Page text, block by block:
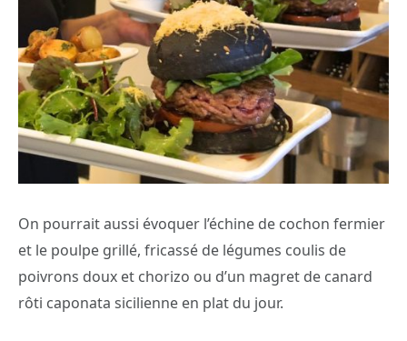
On pourrait aussi évoquer l’échine de cochon fermier
et le poulpe grillé, fricassé de légumes coulis de
poivrons doux et chorizo ou d’un magret de canard
rôti caponata sicilienne en plat du jour.